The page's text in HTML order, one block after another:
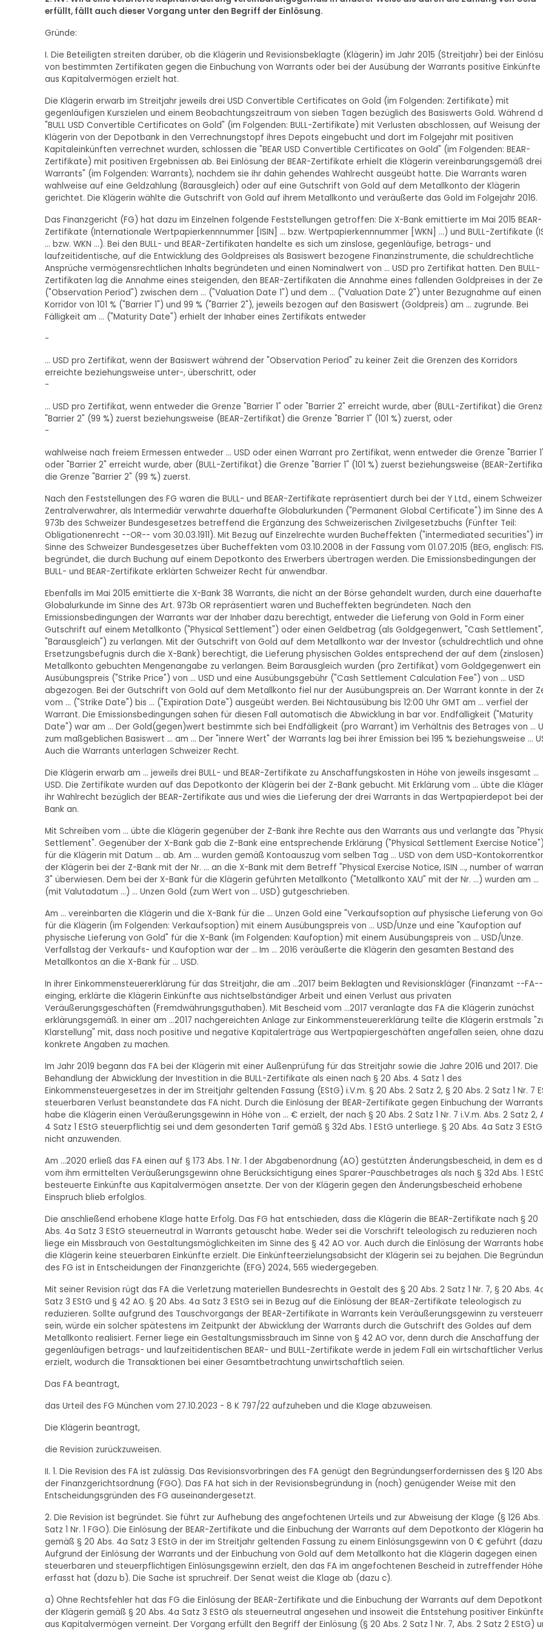
erfüllt, fällt auch dieser Vorgang unter den Begriff der Einlösung.
Gründe:
I. Die Beteiligten streiten darüber, ob die Klägerin und Revisionsbeklagte (Klägerin) im Jahr 2015 (Streitjahr) bei der
von bestimmten Zertifikaten gegen die Einbuchung von Warrants oder bei der Ausübung der Warrants positive Einkünfte
aus Kapitalvermögen erzielt hat.
Die Klägerin erwarb im Streitjahr jeweils drei USD Convertible Certificates on Gold (im Folgenden: Zertifikate) mit
gegenläufigen Kurszielen und einem Beobachtungszeitraum von sieben Tagen bezüglich des Basiswerts Gold. Während
"BULL USD Convertible Certificates on Gold" (im Folgenden: BULL-Zertifikate) mit Verlusten abschlossen, auf Weisung der
Klägerin von der Depotbank in den Verrechnungstopf ihres Depots eingebucht und dort im Folgejahr mit positiven
Kapitaleinkünften verrechnet wurden, schlossen die "BEAR USD Convertible Certificates on Gold" (im Folgenden: BEAR-
Zertifikate) mit positiven Ergebnissen ab. Bei Einlösung der BEAR-Zertifikate erhielt die Klägerin vereinbarungsgemäß drei
Warrants" (im Folgenden: Warrants), nachdem sie ihr dahin gehendes Wahlrecht ausgeübt hatte. Die Warrants waren
wahlweise auf eine Geldzahlung (Barausgleich) oder auf eine Gutschrift von Gold auf dem Metallkonto der Klägerin
gerichtet. Die Klägerin wählte die Gutschrift von Gold auf ihrem Metallkonto und veräußerte das Gold im Folgejahr 2016.
Das Finanzgericht (FG) hat dazu im Einzelnen folgende Feststellungen getroffen: Die X-Bank emittierte im Mai 2015 BEAR-
Zertifikate (Internationale Wertpapierkennnummer [ISIN] ... bzw. Wertpapierkennnummer [WKN] ...) und BULL-Zertifikate
... bzw. WKN ...). Bei den BULL- und BEAR-Zertifikaten handelte es sich um zinslose, gegenläufige, betrags- und
laufzeitidentische, auf die Entwicklung des Goldpreises als Basiswert bezogene Finanzinstrumente, die schuldrechtliche
Ansprüche vermögensrechtlichen Inhalts begründeten und einen Nominalwert von ... USD pro Zertifikat hatten. Den BULL-
Zertifikaten lag die Annahme eines steigenden, den BEAR-Zertifikaten die Annahme eines fallenden Goldpreises in der
("Observation Period") zwischen dem ... ("Valuation Date 1") und dem ... ("Valuation Date 2") unter Bezugnahme auf einen
Korridor von 101 % ("Barrier 1") und 99 % ("Barrier 2"), jeweils bezogen auf den Basiswert (Goldpreis) am ... zugrunde. Bei
Fälligkeit am ... ("Maturity Date") erhielt der Inhaber eines Zertifikats entweder
-
... USD pro Zertifikat, wenn der Basiswert während der "Observation Period" zu keiner Zeit die Grenzen des Korridors
erreichte beziehungsweise unter-, überschritt, oder
-
... USD pro Zertifikat, wenn entweder die Grenze "Barrier 1" oder "Barrier 2" erreicht wurde, aber (BULL-Zertifikat) die
"Barrier 2" (99 %) zuerst beziehungsweise (BEAR-Zertifikat) die Grenze "Barrier 1" (101 %) zuerst, oder
-
wahlweise nach freiem Ermessen entweder ... USD oder einen Warrant pro Zertifikat, wenn entweder die Grenze "Barrier
oder "Barrier 2" erreicht wurde, aber (BULL-Zertifikat) die Grenze "Barrier 1" (101 %) zuerst beziehungsweise (BEAR-
die Grenze "Barrier 2" (99 %) zuerst.
Nach den Feststellungen des FG waren die BULL- und BEAR-Zertifikate repräsentiert durch bei der Y Ltd., einem Schweizer
Zentralverwahrer, als Intermediär verwahrte dauerhafte Globalurkunden ("Permanent Global Certificate") im Sinne des
973b des Schweizer Bundesgesetzes betreffend die Ergänzung des Schweizerischen Zivilgesetzbuchs (Fünfter Teil:
Obligationenrecht --OR-- vom 30.03.1911). Mit Bezug auf Einzelrechte wurden Bucheffekten ("intermediated securities")
Sinne des Schweizer Bundesgesetzes über Bucheffekten vom 03.10.2008 in der Fassung vom 01.07.2015 (BEG, englisch:
begründet, die durch Buchung auf einem Depotkonto des Erwerbers übertragen werden. Die Emissionsbedingungen der
BULL- und BEAR-Zertifikate erklärten Schweizer Recht für anwendbar.
Ebenfalls im Mai 2015 emittierte die X-Bank 38 Warrants, die nicht an der Börse gehandelt wurden, durch eine dauerhafte
Globalurkunde im Sinne des Art. 973b OR repräsentiert waren und Bucheffekten begründeten. Nach den
Emissionsbedingungen der Warrants war der Inhaber dazu berechtigt, entweder die Lieferung von Gold in Form einer
Gutschrift auf einem Metallkonto ("Physical Settlement") oder einen Geldbetrag (als Goldgegenwert, "Cash Settlement",
"Barausgleich") zu verlangen. Mit der Gutschrift von Gold auf dem Metallkonto war der Investor (schuldrechtlich und ohne
Ersetzungsbefugnis durch die X-Bank) berechtigt, die Lieferung physischen Goldes entsprechend der auf dem (zinslosen)
Metallkonto gebuchten Mengenangabe zu verlangen. Beim Barausgleich wurden (pro Zertifikat) vom Goldgegenwert ein
Ausübungspreis ("Strike Price") von ... USD und eine Ausübungsgebühr ("Cash Settlement Calculation Fee") von ... USD
abgezogen. Bei der Gutschrift von Gold auf dem Metallkonto fiel nur der Ausübungspreis an. Der Warrant konnte in der
vom ... ("Strike Date") bis ... ("Expiration Date") ausgeübt werden. Bei Nichtausübung bis 12:00 Uhr GMT am ... verfiel der
Warrant. Die Emissionsbedingungen sahen für diesen Fall automatisch die Abwicklung in bar vor. Endfälligkeit ("Maturity
Date") war am ... Der Gold(gegen)wert bestimmte sich bei Endfälligkeit (pro Warrant) im Verhältnis des Betrages von ...
zum maßgeblichen Basiswert ... am ... Der "innere Wert" der Warrants lag bei ihrer Emission bei 195 % beziehungsweise ...
Auch die Warrants unterlagen Schweizer Recht.
Die Klägerin erwarb am ... jeweils drei BULL- und BEAR-Zertifikate zu Anschaffungskosten in Höhe von jeweils insgesamt ...
USD. Die Zertifikate wurden auf das Depotkonto der Klägerin bei der Z-Bank gebucht. Mit Erklärung vom ... übte die
ihr Wahlrecht bezüglich der BEAR-Zertifikate aus und wies die Lieferung der drei Warrants in das Wertpapierdepot bei
Bank an.
Mit Schreiben vom ... übte die Klägerin gegenüber der Z-Bank ihre Rechte aus den Warrants aus und verlangte das
Settlement". Gegenüber der X-Bank gab die Z-Bank eine entsprechende Erklärung ("Physical Settlement Exercise Notice")
für die Klägerin mit Datum ... ab. Am ... wurden gemäß Kontoauszug vom selben Tag ... USD von dem USD-
der Klägerin bei der Z-Bank mit der Nr. ... an die X-Bank mit dem Betreff "Physical Exercise Notice, ISIN ..., number of
3" überwiesen. Dem bei der X-Bank für die Klägerin geführten Metallkonto ("Metallkonto XAU" mit der Nr. ...) wurden am ...
(mit Valutadatum ...) ... Unzen Gold (zum Wert von ... USD) gutgeschrieben.
Am ... vereinbarten die Klägerin und die X-Bank für die ... Unzen Gold eine "Verkaufsoption auf physische Lieferung von
für die Klägerin (im Folgenden: Verkaufsoption) mit einem Ausübungspreis von ... USD/Unze und eine "Kaufoption auf
physische Lieferung von Gold" für die X-Bank (im Folgenden: Kaufoption) mit einem Ausübungspreis von ... USD/Unze.
Verfallstag der Verkaufs- und Kaufoption war der ... Im ... 2016 veräußerte die Klägerin den gesamten Bestand des
Metallkontos an die X-Bank für ... USD.
In ihrer Einkommensteuererklärung für das Streitjahr, die am ...2017 beim Beklagten und Revisionskläger (Finanzamt --
einging, erklärte die Klägerin Einkünfte aus nichtselbständiger Arbeit und einen Verlust aus privaten
Veräußerungsgeschäften (Fremdwährungsguthaben). Mit Bescheid vom ...2017 veranlagte das FA die Klägerin zunächst
erklärungsgemäß. In einer am ...2017 nachgereichten Anlage zur Einkommensteuererklärung teilte die Klägerin erstmals
Klarstellung" mit, dass noch positive und negative Kapitalerträge aus Wertpapiergeschäften angefallen seien, ohne dazu
konkrete Angaben zu machen.
Im Jahr 2019 begann das FA bei der Klägerin mit einer Außenprüfung für das Streitjahr sowie die Jahre 2016 und 2017. Die
Behandlung der Abwicklung der Investition in die BULL-Zertifikate als einen nach § 20 Abs. 4 Satz 1 des
Einkommensteuergesetzes in der im Streitjahr geltenden Fassung (EStG) i.V.m. § 20 Abs. 2 Satz 2, § 20 Abs. 2 Satz 1 Nr. 7
steuerbaren Verlust beanstandete das FA nicht. Durch die Einlösung der BEAR-Zertifikate gegen Einbuchung der Warrants
habe die Klägerin einen Veräußerungsgewinn in Höhe von ... € erzielt, der nach § 20 Abs. 2 Satz 1 Nr. 7 i.V.m. Abs. 2 Satz 2,
4 Satz 1 EStG steuerpflichtig sei und dem gesonderten Tarif gemäß § 32d Abs. 1 EStG unterliege. § 20 Abs. 4a Satz 3
nicht anzuwenden.
Am ...2020 erließ das FA einen auf § 173 Abs. 1 Nr. 1 der Abgabenordnung (AO) gestützten Änderungsbescheid, in dem es
vom ihm ermittelten Veräußerungsgewinn ohne Berücksichtigung eines Sparer-Pauschbetrages als nach § 32d Abs. 1
besteuerte Einkünfte aus Kapitalvermögen ansetzte. Der von der Klägerin gegen den Änderungsbescheid erhobene
Einspruch blieb erfolglos.
Die anschließend erhobene Klage hatte Erfolg. Das FG hat entschieden, dass die Klägerin die BEAR-Zertifikate nach § 20
Abs. 4a Satz 3 EStG steuerneutral in Warrants getauscht habe. Weder sei die Vorschrift teleologisch zu reduzieren noch
liege ein Missbrauch von Gestaltungsmöglichkeiten im Sinne des § 42 AO vor. Auch durch die Einlösung der Warrants
die Klägerin keine steuerbaren Einkünfte erzielt. Die Einkünfteerzielungsabsicht der Klägerin sei zu bejahen. Die
des FG ist in Entscheidungen der Finanzgerichte (EFG) 2024, 565 wiedergegeben.
Mit seiner Revision rügt das FA die Verletzung materiellen Bundesrechts in Gestalt des § 20 Abs. 2 Satz 1 Nr. 7, § 20 Abs.
Satz 3 EStG und § 42 AO. § 20 Abs. 4a Satz 3 EStG sei in Bezug auf die Einlösung der BEAR-Zertifikate teleologisch zu
reduzieren. Sollte aufgrund des Tauschvorgangs der BEAR-Zertifikate in Warrants kein Veräußerungsgewinn zu
sein, würde ein solcher spätestens im Zeitpunkt der Abwicklung der Warrants durch die Gutschrift des Goldes auf dem
Metallkonto realisiert. Ferner liege ein Gestaltungsmissbrauch im Sinne von § 42 AO vor, denn durch die Anschaffung der
gegenläufigen betrags- und laufzeitidentischen BEAR- und BULL-Zertifikate werde in jedem Fall ein wirtschaftlicher
erzielt, wodurch die Transaktionen bei einer Gesamtbetrachtung unwirtschaftlich seien.
Das FA beantragt,
das Urteil des FG München vom 27.10.2023 - 8 K 797/22 aufzuheben und die Klage abzuweisen.
Die Klägerin beantragt,
die Revision zurückzuweisen.
II. 1. Die Revision des FA ist zulässig. Das Revisionsvorbringen des FA genügt den Begründungserfordernissen des § 120
der Finanzgerichtsordnung (FGO). Das FA hat sich in der Revisionsbegründung in (noch) genügender Weise mit den
Entscheidungsgründen des FG auseinandergesetzt.
2. Die Revision ist begründet. Sie führt zur Aufhebung des angefochtenen Urteils und zur Abweisung der Klage (§ 126 Abs.
Satz 1 Nr. 1 FGO). Die Einlösung der BEAR-Zertifikate und die Einbuchung der Warrants auf dem Depotkonto der Klägerin
gemäß § 20 Abs. 4a Satz 3 EStG in der im Streitjahr geltenden Fassung zu einem Einlösungsgewinn von 0 € geführt
Aufgrund der Einlösung der Warrants und der Einbuchung von Gold auf dem Metallkonto hat die Klägerin dagegen einen
steuerbaren und steuerpflichtigen Einlösungsgewinn erzielt, den das FA im angefochtenen Bescheid in zutreffender Höhe
erfasst hat (dazu b). Die Sache ist spruchreif. Der Senat weist die Klage ab (dazu c).
a) Ohne Rechtsfehler hat das FG die Einlösung der BEAR-Zertifikate und die Einbuchung der Warrants auf dem
der Klägerin gemäß § 20 Abs. 4a Satz 3 EStG als steuerneutral angesehen und insoweit die Entstehung positiver
aus Kapitalvermögen verneint. Der Vorgang erfüllt den Begriff der Einlösung (§ 20 Abs. 2 Satz 1 Nr. 7, Abs. 2 Satz 2 EStG)